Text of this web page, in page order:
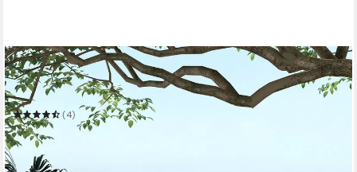
OUTSUNNY
Sitzgruppe Rattan Schaukelstuhl-Set, Gartenmöbel-Set mit 2
Stühlen, 1 Couchtisch
(4)
150,90 € UVP313,90 €
-52%
in 2-3 Werktagen bei dir